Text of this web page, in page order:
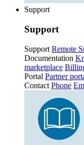
Support
Support
Support Remote
Documentation
marketplace
Portal Partner
Contact Phone